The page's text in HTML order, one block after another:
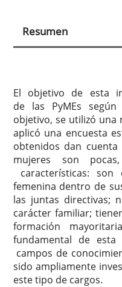
Resumen
El objetivo de esta
de las PyMEs
objetivo, se utilizó
aplicó una encuesta
obtenidos dan
mujeres son
características:
femenina dentro de
las juntas directivas;
carácter familiar;
formación
fundamental de
campos de
sido ampliamente
este tipo de cargos.